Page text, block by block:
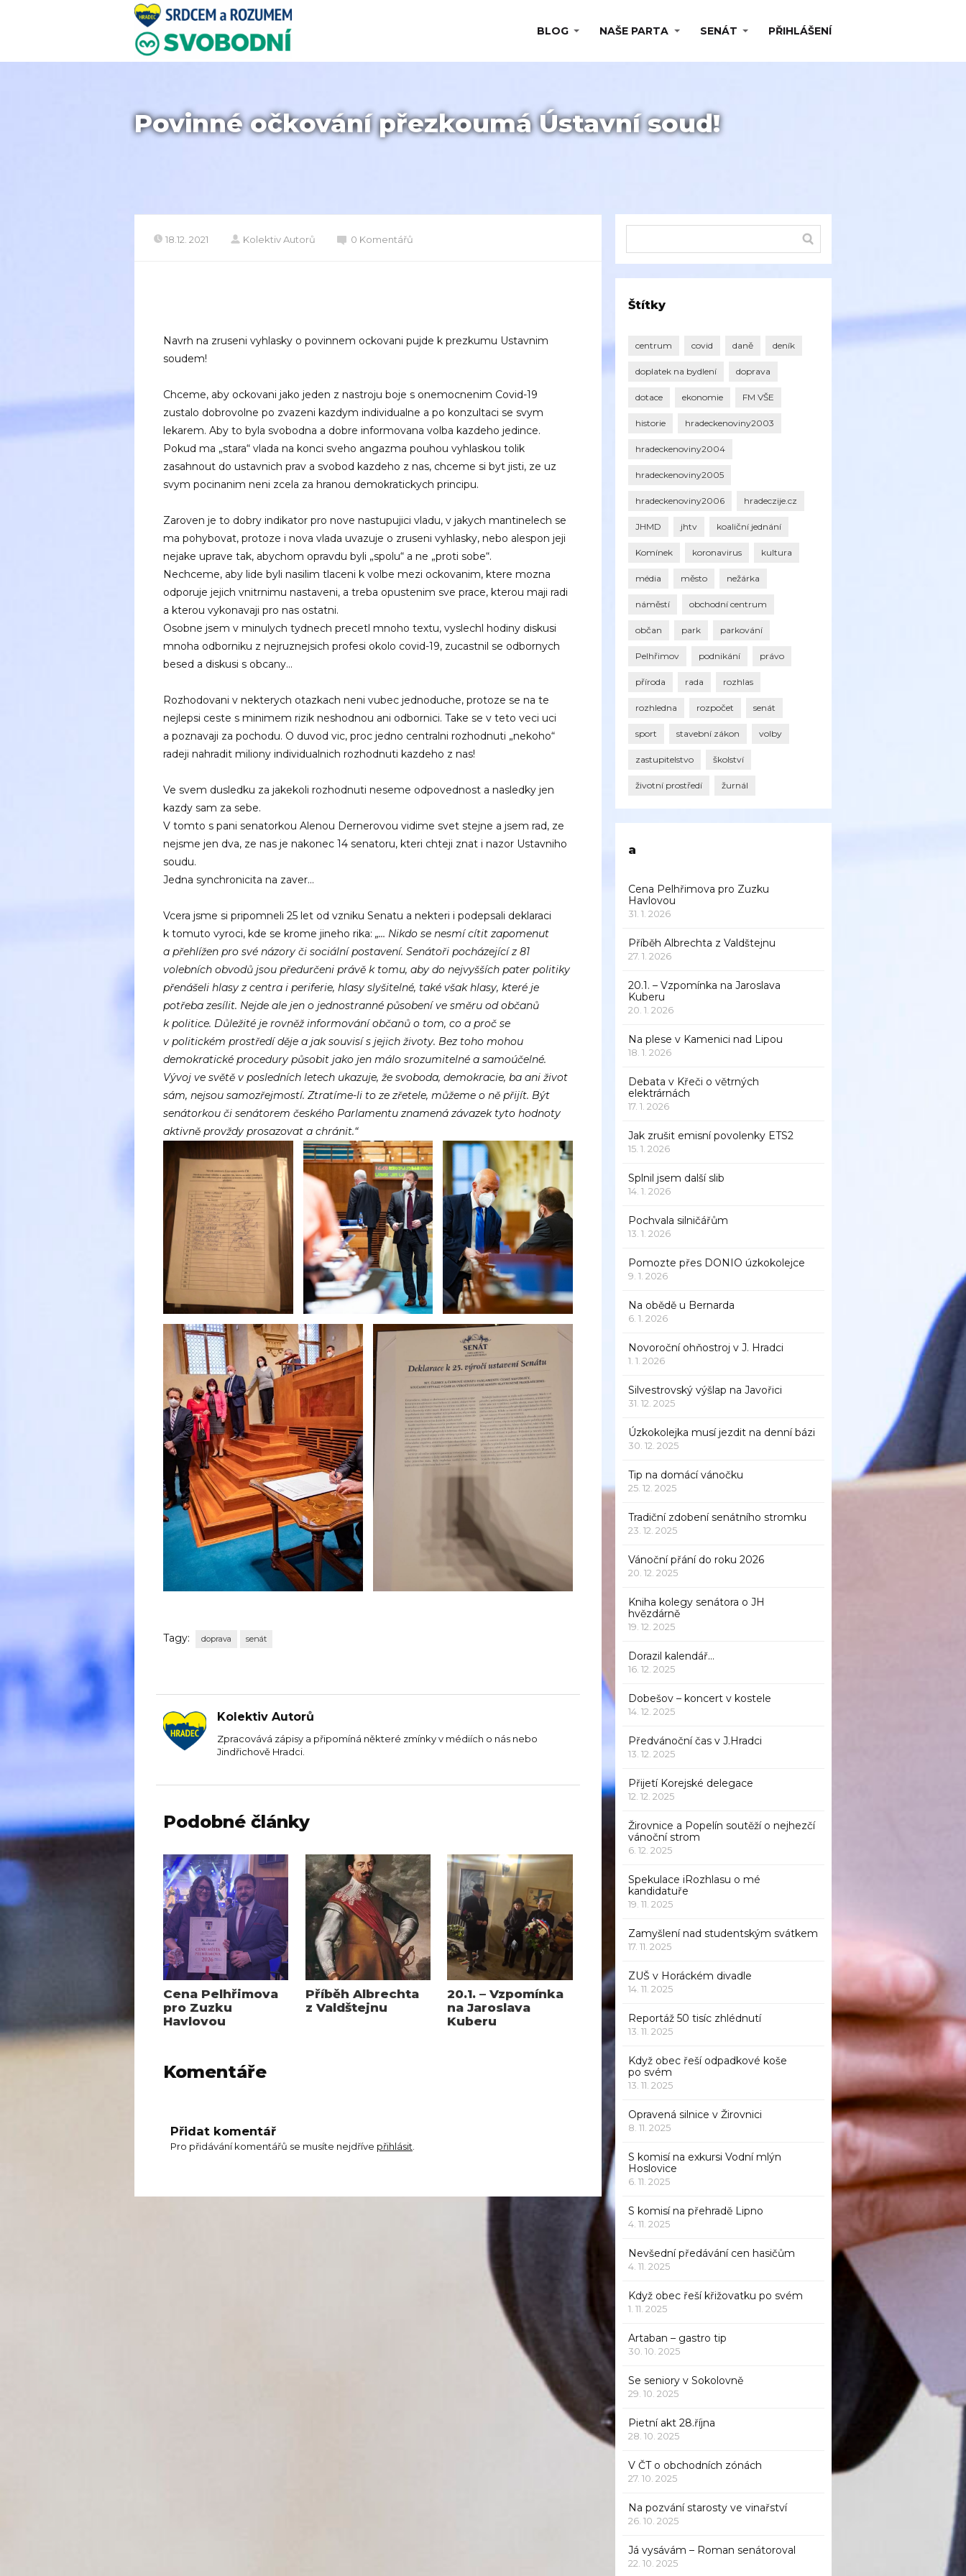
BLOG NAŠE PARTA SENÁT PŘIHLÁŠENÍ
Povinné očkování přezkoumá Ústavní soud!
18.12. 2021 Kolektiv Autorů 0 Komentářů
Navrh na zruseni vyhlasky o povinnem ockovani pujde k prezkumu Ustavnim
soudem!
Chceme, aby ockovani jako jeden z nastroju boje s onemocnenim Covid-19
zustalo dobrovolne po zvazeni kazdym individualne a po konzultaci se svym
lekarem. Aby to byla svobodna a dobre informovana volba kazdeho jedince.
Pokud ma „stara“ vlada na konci sveho angazma pouhou vyhlaskou tolik
zasahnout do ustavnich prav a svobod kazdeho z nas, chceme si byt jisti, ze uz
svym pocinanim neni zcela za hranou demokratickych principu.
Zaroven je to dobry indikator pro nove nastupujici vladu, v jakych mantinelech se
ma pohybovat, protoze i nova vlada uvazuje o zruseni vyhlasky, nebo alespon jeji
nejake uprave tak, abychom opravdu byli „spolu“ a ne „proti sobe“.
Nechceme, aby lide byli nasilim tlaceni k volbe mezi ockovanim, ktere mozna
odporuje jejich vnitrnimu nastaveni, a treba opustenim sve prace, kterou maji radi
a kterou vykonavaji pro nas ostatni.
Osobne jsem v minulych tydnech precetl mnoho textu, vyslechl hodiny diskusi
mnoha odborniku z nejruznejsich profesi okolo covid-19, zucastnil se odbornych
besed a diskusi s obcany…
Rozhodovani v nekterych otazkach neni vubec jednoduche, protoze se na te
nejlepsi ceste s minimem rizik neshodnou ani odbornici. Take se v teto veci uci
a poznavaji za pochodu. O duvod vic, proc jedno centralni rozhodnuti „nekoho“
radeji nahradit miliony individualnich rozhodnuti kazdeho z nas!
Ve svem dusledku za jakekoli rozhodnuti neseme odpovednost a nasledky jen
kazdy sam za sebe.
V tomto s pani senatorkou Alenou Dernerovou vidime svet stejne a jsem rad, ze
nejsme jen dva, ze nas je nakonec 14 senatoru, kteri chteji znat i nazor Ustavniho
soudu.
Jedna synchronicita na zaver…
Vcera jsme si pripomneli 25 let od vzniku Senatu a nekteri i podepsali deklaraci
k tomuto vyroci, kde se krome jineho rika: „… Nikdo se nesmí cítit zapomenut
a přehlížen pro své názory či sociální postavení. Senátoři pocházející z 81
volebních obvodů jsou předurčeni právě k tomu, aby do nejvyšších pater politiky
přenášeli hlasy z centra i periferie, hlasy slyšitelné, také však hlasy, které je
potřeba zesílit. Nejde ale jen o jednostranné působení ve směru od občanů
k politice. Důležité je rovněž informování občanů o tom, co a proč se
v politickém prostředí děje a jak souvisí s jejich životy. Bez toho mohou
demokratické procedury působit jako jen málo srozumitelné a samoúčelné.
Vývoj ve světě v posledních letech ukazuje, že svoboda, demokracie, ba ani život
sám, nejsou samozřejmostí. Ztratíme-li to ze zřetele, můžeme o ně přijít. Být
senátorkou či senátorem českého Parlamentu znamená závazek tyto hodnoty
aktivně provždy prosazovat a chránit.“
Tagy: doprava senát
Kolektiv Autorů
Zpracovává zápisy a připomíná některé zmínky v médiích o nás nebo
Jindřichově Hradci.
Podobné články
Cena Pelhřimova
pro Zuzku
Havlovou
Příběh Albrechta
z Valdštejnu
20.1. – Vzpomínka
na Jaroslava
Kuberu
Komentáře
Přidat komentář
Pro přidávání komentářů se musíte nejdříve přihlásit
Štítky
centrum covid daně deník
doplatek na bydlení doprava
dotace ekonomie FM VŠE
historie hradeckenoviny2003
hradeckenoviny2004
hradeckenoviny2005
hradeckenoviny2006 hradeczije.cz
JHMD jhtv koaliční jednání
Komínek koronavirus kultura
média město nežárka
náměstí obchodní centrum
občan park parkování
Pelhřimov podnikání právo
příroda rada rozhlas
rozhledna rozpočet senát
sport stavební zákon volby
zastupitelstvo školství
životní prostředí žurnál
a
Cena Pelhřimova pro Zuzku
Havlovou
31. 1. 2026
Příběh Albrechta z Valdštejnu
27. 1. 2026
20.1. – Vzpomínka na Jaroslava
Kuberu
20. 1. 2026
Na plese v Kamenici nad Lipou
18. 1. 2026
Debata v Křeči o větrných
elektrárnách
17. 1. 2026
Jak zrušit emisní povolenky ETS2
15. 1. 2026
Splnil jsem další slib
14. 1. 2026
Pochvala silničářům
13. 1. 2026
Pomozte přes DONIO úzkokolejce
9. 1. 2026
Na obědě u Bernarda
6. 1. 2026
Novoroční ohňostroj v J. Hradci
1. 1. 2026
Silvestrovský výšlap na Javořici
31. 12. 2025
Úzkokolejka musí jezdit na denní bázi
30. 12. 2025
Tip na domácí vánočku
25. 12. 2025
Tradiční zdobení senátního stromku
23. 12. 2025
Vánoční přání do roku 2026
20. 12. 2025
Kniha kolegy senátora o JH
hvězdárně
19. 12. 2025
Dorazil kalendář…
16. 12. 2025
Dobešov – koncert v kostele
14. 12. 2025
Předvánoční čas v J.Hradci
13. 12. 2025
Přijetí Korejské delegace
12. 12. 2025
Žirovnice a Popelín soutěží o nejhezčí
vánoční strom
6. 12. 2025
Spekulace iRozhlasu o mé
kandidatuře
19. 11. 2025
Zamyšlení nad studentským svátkem
17. 11. 2025
ZUŠ v Horáckém divadle
14. 11. 2025
Reportáž 50 tisíc zhlédnutí
13. 11. 2025
Když obec řeší odpadkové koše
po svém
13. 11. 2025
Opravená silnice v Žirovnici
8. 11. 2025
S komisí na exkursi Vodní mlýn
Hoslovice
6. 11. 2025
S komisí na přehradě Lipno
4. 11. 2025
Nevšední předávání cen hasičům
4. 11. 2025
Když obec řeší křižovatku po svém
1. 11. 2025
Artaban – gastro tip
30. 10. 2025
Se seniory v Sokolovně
29. 10. 2025
Pietní akt 28.října
28. 10. 2025
V ČT o obchodních zónách
27. 10. 2025
Na pozvání starosty ve vinařství
26. 10. 2025
Já vysávám – Roman senátoroval
22. 10. 2025